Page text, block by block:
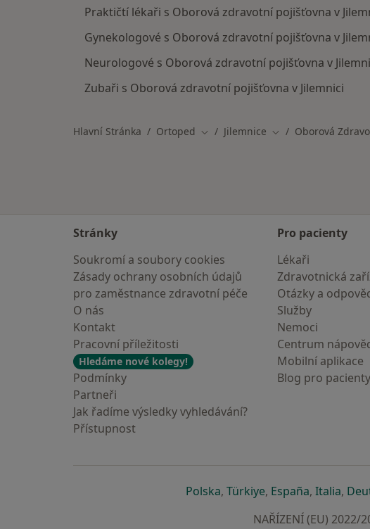
Praktičtí lékaři s Oborová zdravotní pojišťovna v
Gynekologové s Oborová zdravotní pojišťovna v
Neurologové s Oborová zdravotní pojišťovna v
Zubaři s Oborová zdravotní pojišťovna v Jilemnici
Hlavní Stránka Ortoped Změna města
Jilemnice Změna města
Oborová
Stránky
Soukromí a soubory cookies
Zásady ochrany osobních údajů
pro zaměstnance zdravotní péče
O nás
Kontakt
Pracovní příležitosti
Hledáme nové kolegy!
Podmínky
Partneři
Jak řadíme výsledky vyhledávání?
Přístupnost
Pro pacienty
Lékaři
Zdravotnická
Otázky a
Služby
Nemoci
Centrum
Mobilní aplikace
Blog pro pacienty
Polskase otevře v nové záložce
, Türkiyese otevře v nové
, Españase otevře v
, Italiase
,
NAŘÍZENÍ (EU) 2022/